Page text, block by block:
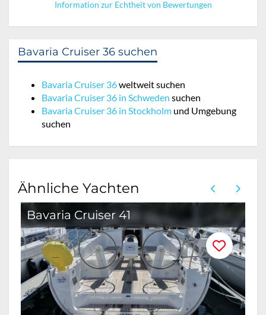
Information zur Echtheit von Bewertungen
Bavaria Cruiser 36 suchen
Bavaria Cruiser 36weltweit suchen
Bavaria Cruiser 36 in Schweden suchen
Bavaria Cruiser 36 in Stockholm und Umgebung
suchen
Ähnliche Yachten
Bavaria Cruiser 41